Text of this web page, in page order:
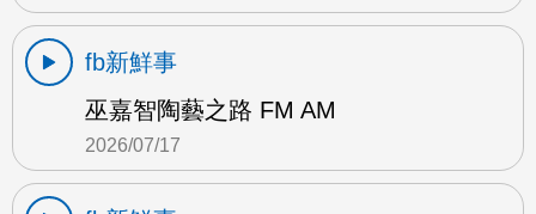
fb新鮮事
巫嘉智陶藝之路 FM AM
2026/07/17